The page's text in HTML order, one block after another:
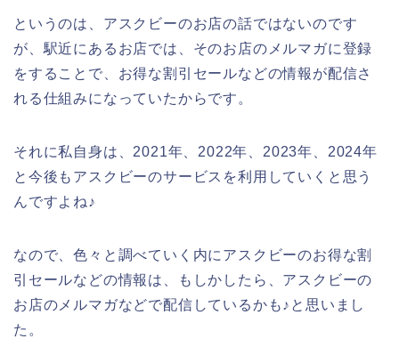
というのは、アスクビーのお店の話ではないのです
が、駅近にあるお店では、そのお店のメルマガに登録
をすることで、お得な割引セールなどの情報が配信さ
れる仕組みになっていたからです。
それに私自身は、2021年、2022年、2023年、2024年
と今後もアスクビーのサービスを利用していくと思う
んですよね♪
なので、色々と調べていく内にアスクビーのお得な割
引セールなどの情報は、もしかしたら、アスクビーの
お店のメルマガなどで配信しているかも♪と思いまし
た。